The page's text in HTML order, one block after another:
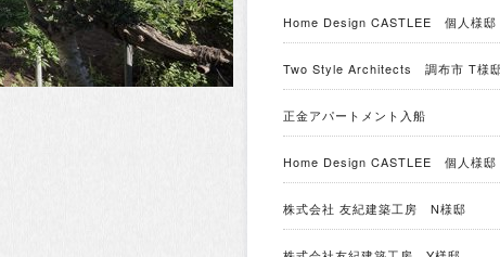
Home Design CASTLEE 個人様邸
Two Style Architects 調布市 T様
正金アパートメント入船
Home Design CASTLEE 個人様邸
株式会社 友紀建築工房 N様邸